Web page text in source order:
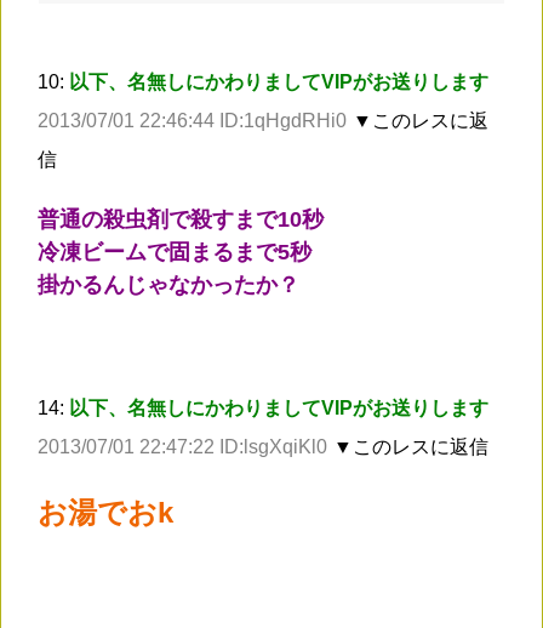
10: 以下、名無しにかわりましてVIPがお送りします
2013/07/01 22:46:44 ID:1qHgdRHi0 ▼このレスに返
信
普通の殺虫剤で殺すまで10秒
冷凍ビームで固まるまで5秒
掛かるんじゃなかったか？
14: 以下、名無しにかわりましてVIPがお送りします
2013/07/01 22:47:22 ID:lsgXqiKl0 ▼このレスに返信
お湯でおk